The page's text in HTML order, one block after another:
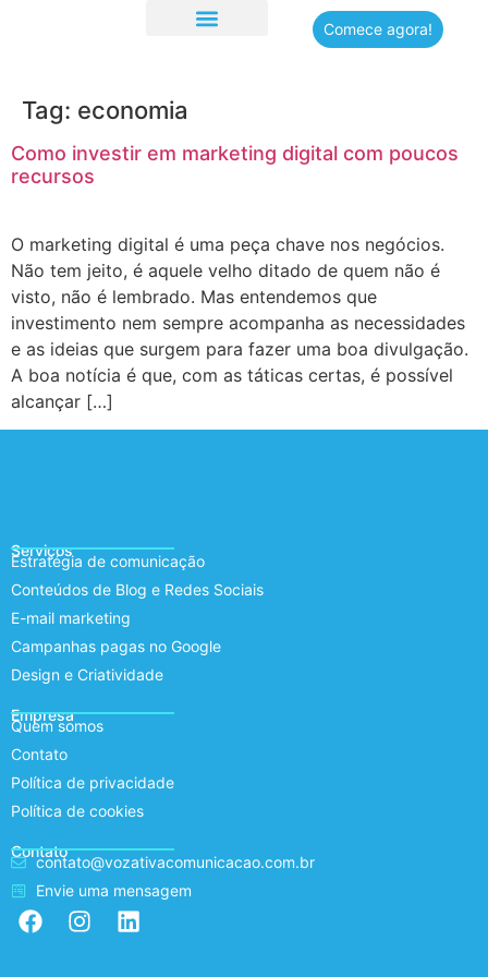
Comece agora!
Tag: economia
Como investir em marketing digital com poucos
recursos
O marketing digital é uma peça chave nos negócios.
Não tem jeito, é aquele velho ditado de quem não é
visto, não é lembrado. Mas entendemos que
investimento nem sempre acompanha as necessidades
e as ideias que surgem para fazer uma boa divulgação.
A boa notícia é que, com as táticas certas, é possível
alcançar […]
Serviços
Estratégia de comunicação
Conteúdos de Blog e Redes Sociais
E-mail marketing
Campanhas pagas no Google
Design e Criatividade
Empresa
Quem somos
Contato
Política de privacidade
Política de cookies
Contato
contato@vozativacomunicacao.com.br
Envie uma mensagem